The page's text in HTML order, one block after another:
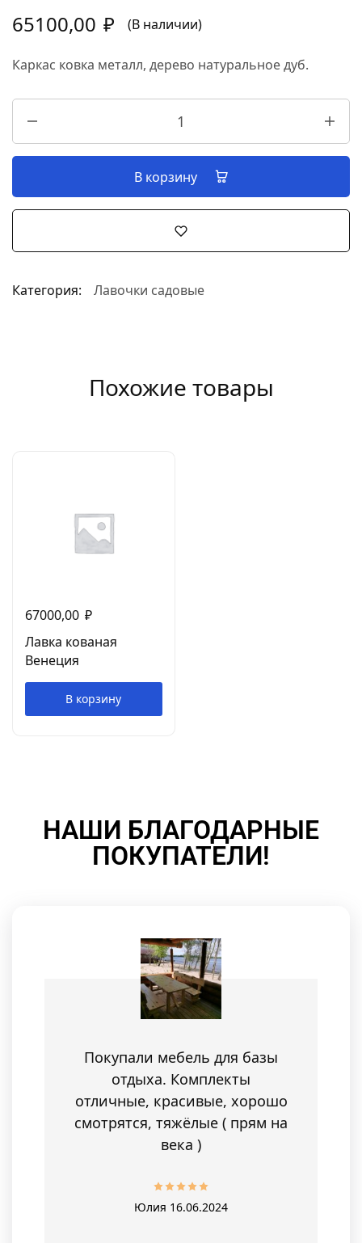
65100,00 ₽ (В наличии)
Каркас ковка металл, дерево натуральное дуб.
В корзину
Категория: Лавочки садовые
Похожие товары
67000,00 ₽
Лавка кованая
Венеция
В корзину
НАШИ БЛАГОДАРНЫЕ
ПОКУПАТЕЛИ!
Покупали мебель для базы
отдыха. Комплекты
отличные, красивые, хорошо
смотрятся, тяжёлые ( прям на
века )
Юлия 16.06.2024